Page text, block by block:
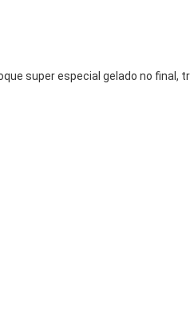
super especial gelado no